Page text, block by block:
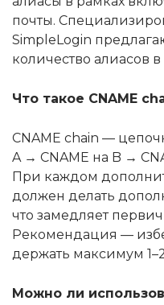
почты.
SimpleLogin
количество алиасов
Что такое CNAME
CNAME chain —
A → CNAME на B →
При каждом
должен делать
что замедляет
Рекомендация —
держать максимум
Можно ли